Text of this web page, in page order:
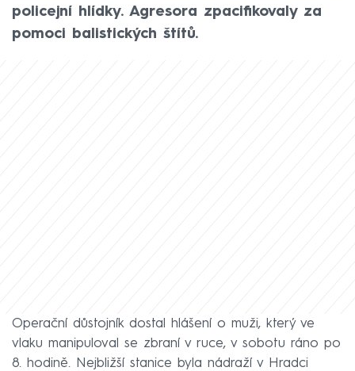
policejní hlídky. Agresora zpacifikovaly za
pomoci balistických štítů.
Operační důstojník dostal hlášení o muži, který ve
vlaku manipuloval se zbraní v ruce, v sobotu ráno po
8. hodině. Nejbližší stanice byla nádraží v Hradci